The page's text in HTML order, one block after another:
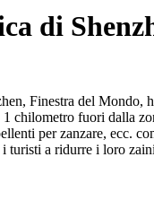
di
Finestra del
chilometro fuori dalla
per zanzare,
a ridurre i loro